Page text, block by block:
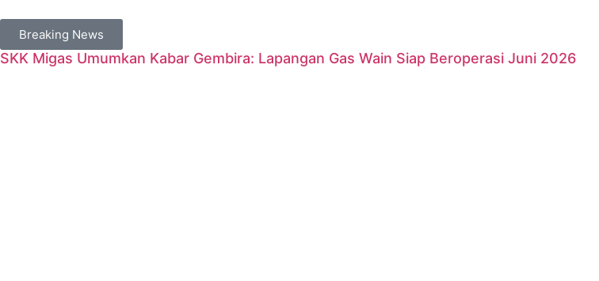
Breaking News
SKK Migas Umumkan Kabar Gembira: Lapangan Gas Wain Siap Beroperasi Juni 2026